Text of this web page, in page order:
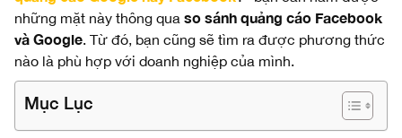
những mặt này thông qua so sánh quảng cáo Facebook
và Google. Từ đó, bạn cũng sẽ tìm ra được phương thức
nào là phù hợp với doanh nghiệp của mình.
Mục Lục